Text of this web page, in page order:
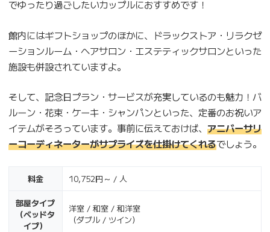
でゆったり過ごしたいカップルにおすすめです！
館内にはギフトショップのほかに、ドラックストア・リラクゼ
ーションルーム・ヘアサロン・エステティックサロンといった
施設も併設されていますよ。
そして、記念日プラン・サービスが充実しているのも魅力！バ
ルーン・花束・ケーキ・シャンパンといった、定番のお祝いア
イテムがそろっています。事前に伝えておけば、 アニバーサリ
ーコーディネーターがサプライズを仕掛けてくれるでしょう。
料金 10,752円～ / 人
部屋タイプ
（ベッドタ
イプ）
洋室 / 和室 / 和洋室
（ダブル / ツイン）